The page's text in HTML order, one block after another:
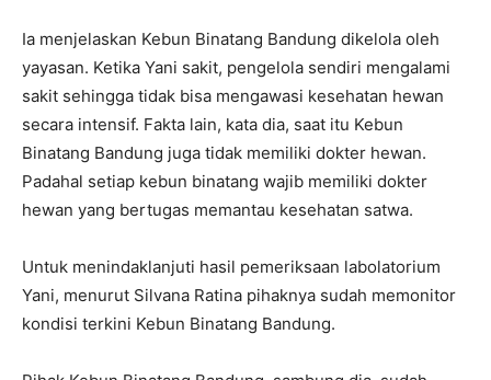
Ia menjelaskan Kebun Binatang Bandung dikelola oleh
yayasan. Ketika Yani sakit, pengelola sendiri mengalami
sakit sehingga tidak bisa mengawasi kesehatan hewan
secara intensif. Fakta lain, kata dia, saat itu Kebun
Binatang Bandung juga tidak memiliki dokter hewan.
Padahal setiap kebun binatang wajib memiliki dokter
hewan yang bertugas memantau kesehatan satwa.
Untuk menindaklanjuti hasil pemeriksaan labolatorium
Yani, menurut Silvana Ratina pihaknya sudah memonitor
kondisi terkini Kebun Binatang Bandung.